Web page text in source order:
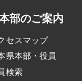
部のご案内
セスマップ
県本部・役員
検索